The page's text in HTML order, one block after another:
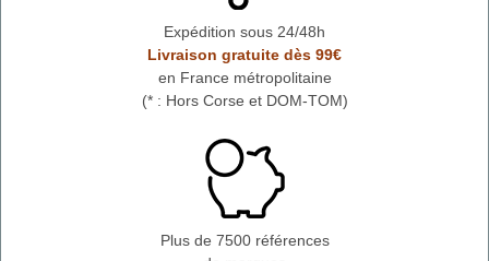
Expédition sous 24/48h
Livraison gratuite dès 99€
en France métropolitaine
(* : Hors Corse et DOM-TOM)
Plus de 7500 références